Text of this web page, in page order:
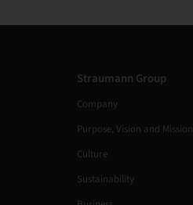
Straumann Group
Company
Purpose, Vision and Mission
Culture
Sustainability